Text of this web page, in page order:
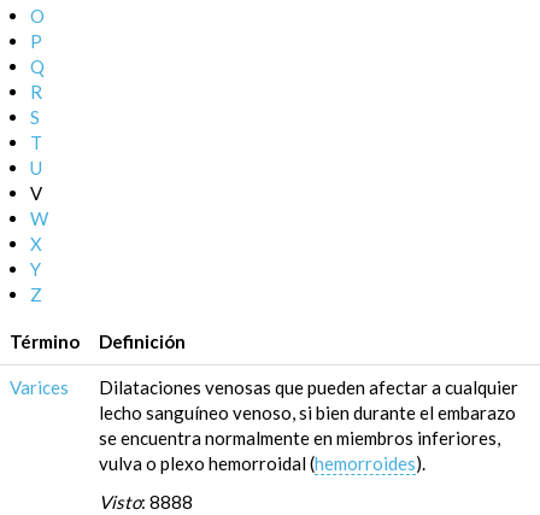
O
P
Q
R
S
T
U
V
W
X
Y
Z
Término Definición
Varices
Dilataciones venosas que pueden afectar a cualquier
lecho sanguíneo venoso, si bien durante el embarazo
se encuentra normalmente en miembros inferiores,
vulva o plexo hemorroidal (hemorroides).
Visto: 8888